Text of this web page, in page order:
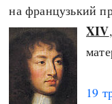
на французький
XIV
19